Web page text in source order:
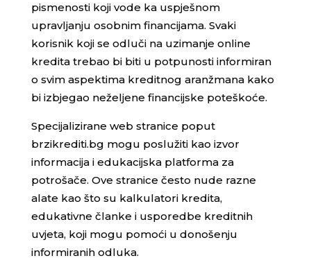
pismenosti koji vode ka uspješnom
upravljanju osobnim financijama. Svaki
korisnik koji se odluči na uzimanje online
kredita trebao bi biti u potpunosti informiran
o svim aspektima kreditnog aranžmana kako
bi izbjegao neželjene financijske poteškoće.
Specijalizirane web stranice poput
brzikrediti.bg mogu poslužiti kao izvor
informacija i edukacijska platforma za
potrošače. Ove stranice često nude razne
alate kao što su kalkulatori kredita,
edukativne članke i usporedbe kreditnih
uvjeta, koji mogu pomoći u donošenju
informiranih odluka.